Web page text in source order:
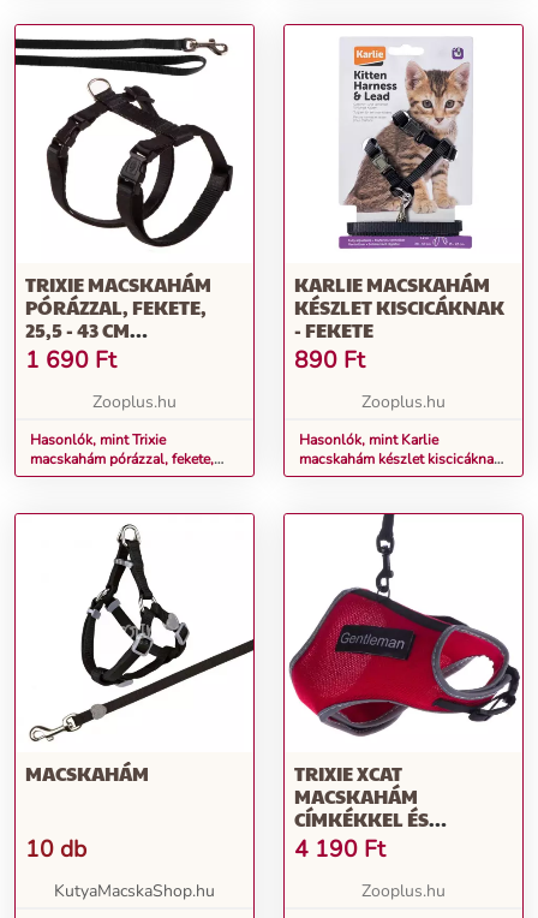
TRIXIE MACSKAHÁM
PÓRÁZZAL, FEKETE,
25,5 - 43 CM
MELLKASKÖRFOGAT
1 690 Ft
Zooplus.hu
Hasonlók, mint Trixie
macskahám pórázzal, fekete,
25,5 - 43 cm mellkaskörfogat
KARLIE MACSKAHÁM
KÉSZLET KISCICÁKNAK
- FEKETE
890 Ft
Zooplus.hu
Hasonlók, mint Karlie
macskahám készlet kiscicáknak
- fekete
MACSKAHÁM
10 db
KutyaMacskaShop.hu
TRIXIE XCAT
MACSKAHÁM
CÍMKÉKKEL ÉS
PÓRÁZZAL, PIROS, 24 -
42 CM
MELLKASKÖRFOGAT
4 190 Ft
Zooplus.hu